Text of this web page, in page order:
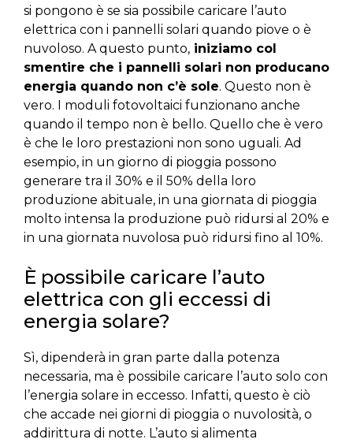
si pongono è se sia possibile caricare l’auto
elettrica con i pannelli solari quando piove o è
nuvoloso. A questo punto, iniziamo col
smentire che i pannelli solari non producano
energia quando non c’è sole. Questo non è
vero. I moduli fotovoltaici funzionano anche
quando il tempo non è bello. Quello che è vero
è che le loro prestazioni non sono uguali. Ad
esempio, in un giorno di pioggia possono
generare tra il 30% e il 50% della loro
produzione abituale, in una giornata di pioggia
molto intensa la produzione può ridursi al 20% e
in una giornata nuvolosa può ridursi fino al 10%.
È possibile caricare l’auto
elettrica con gli eccessi di
energia solare?
Sì, dipenderà in gran parte dalla potenza
necessaria, ma è possibile caricare l’auto solo con
l’energia solare in eccesso. Infatti, questo è ciò
che accade nei giorni di pioggia o nuvolosità, o
addirittura di notte. L’auto si alimenta